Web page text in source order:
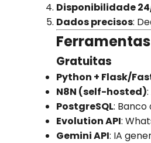
Disponibilidade
Dados precisos:
Gratuitas
Python + Flask/
N8N (self-hosted)
PostgreSQL: Banco
Evolution API:
Gemini API: IA